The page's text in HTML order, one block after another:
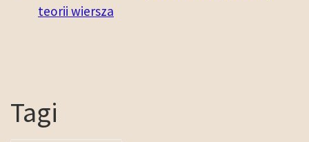
teorii wiersza
Tagi